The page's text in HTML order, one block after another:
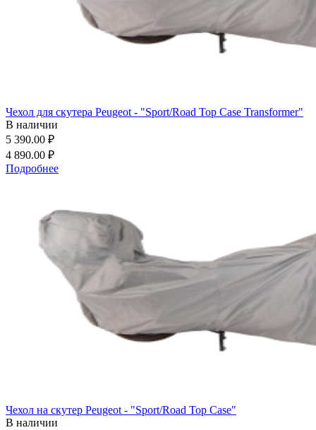
Чехол для скутера Peugeot - "Sport/Road Top Case Transformer"
В наличии
5 390.00 ₽
4 890.00 ₽
Подробнее
Чехол на скутер Peugeot - "Sport/Road Top Case"
В наличии